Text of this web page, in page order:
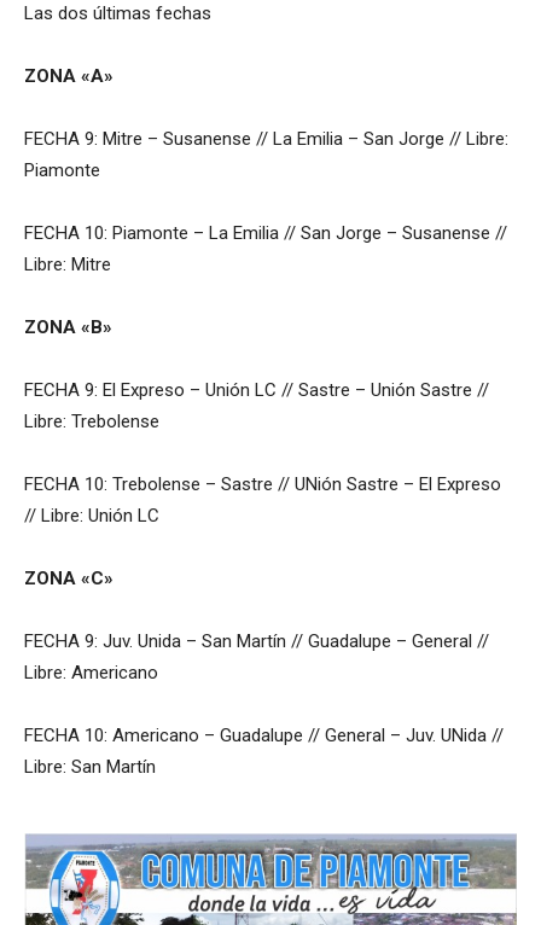
Las dos últimas fechas
ZONA «A»
FECHA 9: Mitre – Susanense // La Emilia – San Jorge // Libre:
Piamonte
FECHA 10: Piamonte – La Emilia // San Jorge – Susanense //
Libre: Mitre
ZONA «B»
FECHA 9: El Expreso – Unión LC // Sastre – Unión Sastre //
Libre: Trebolense
FECHA 10: Trebolense – Sastre // UNión Sastre – El Expreso
// Libre: Unión LC
ZONA «C»
FECHA 9: Juv. Unida – San Martín // Guadalupe – General //
Libre: Americano
FECHA 10: Americano – Guadalupe // General – Juv. UNida //
Libre: San Martín